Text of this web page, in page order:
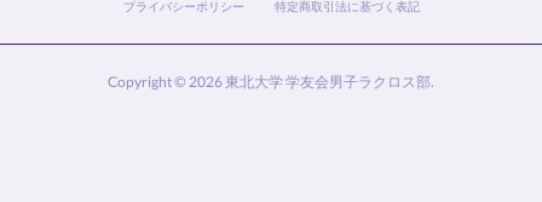
プライバシーポリシー 特定商取引法に基づく表記
Copyright © 2026 東北大学 学友会男子ラクロス部.